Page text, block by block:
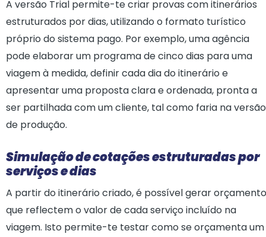
A versão Trial permite-te criar provas com itinerários
estruturados por dias, utilizando o formato turístico
próprio do sistema pago. Por exemplo, uma agência
pode elaborar um programa de cinco dias para uma
viagem à medida, definir cada dia do itinerário e
apresentar uma proposta clara e ordenada, pronta a
ser partilhada com um cliente, tal como faria na versão
de produção.
Simulação de cotações estruturadas por
serviços e dias
A partir do itinerário criado, é possível gerar
que reflectem o valor de cada serviço incluído na
viagem. Isto permite-te testar como se orçamenta um